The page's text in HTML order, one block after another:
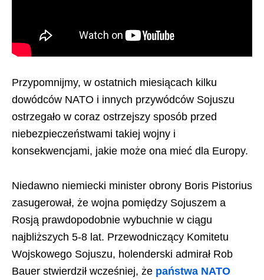
Przypomnijmy, w ostatnich miesiącach kilku
dowódców NATO i innych przywódców Sojuszu
ostrzegało w coraz ostrzejszy sposób przed
niebezpieczeństwami takiej wojny i
konsekwencjami, jakie może ona mieć dla Europy.
Niedawno niemiecki minister obrony Boris Pistorius
zasugerował, że wojna pomiędzy Sojuszem a
Rosją prawdopodobnie wybuchnie w ciągu
najbliższych 5-8 lat. Przewodniczący Komitetu
Wojskowego Sojuszu, holenderski admirał Rob
Bauer stwierdził wcześniej, że państwa NATO